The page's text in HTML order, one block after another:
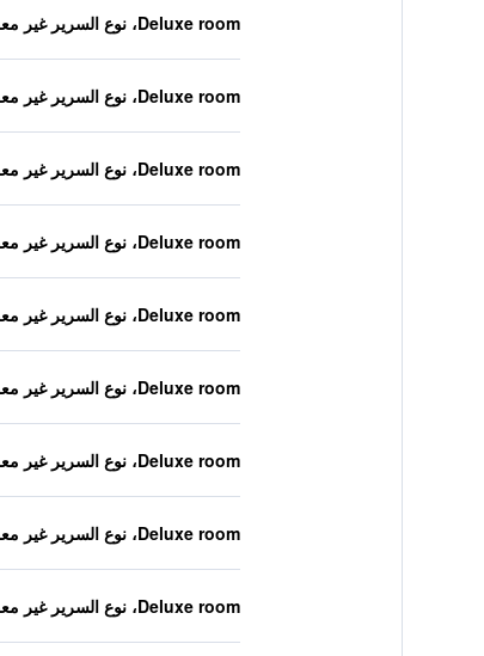
Deluxe room، نوع السرير غير معروف
Deluxe room، نوع السرير غير معروف
Deluxe room، نوع السرير غير معروف
Deluxe room، نوع السرير غير معروف
Deluxe room، نوع السرير غير معروف
Deluxe room، نوع السرير غير معروف
Deluxe room، نوع السرير غير معروف
Deluxe room، نوع السرير غير معروف
Deluxe room، نوع السرير غير معروف